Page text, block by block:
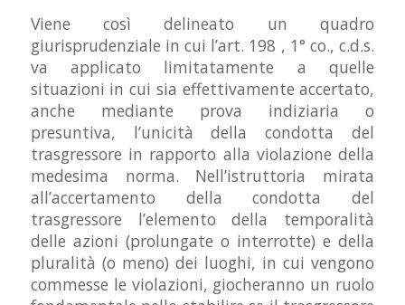
Viene così delineato un quadro
giurisprudenziale in cui l’art. 198 , 1° co., c.d.s.
va applicato limitatamente a quelle
situazioni in cui sia effettivamente accertato,
anche mediante prova indiziaria o
presuntiva, l’unicità della condotta del
trasgressore in rapporto alla violazione della
medesima norma. Nell’istruttoria mirata
all’accertamento della condotta del
trasgressore l’elemento della temporalità
delle azioni (prolungate o interrotte) e della
pluralità (o meno) dei luoghi, in cui vengono
commesse le violazioni, giocheranno un ruolo